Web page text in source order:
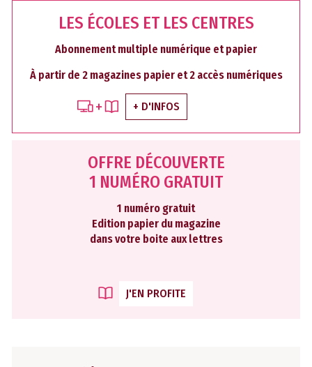
LES ÉCOLES ET LES CENTRES
Abonnement multiple numérique et papier
À partir de 2 magazines papier et 2 accès numériques
+ D'INFOS
OFFRE DÉCOUVERTE
1 NUMÉRO GRATUIT
1 numéro gratuit
Edition papier du magazine
dans votre boite aux lettres
J'EN PROFITE